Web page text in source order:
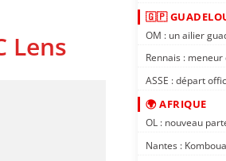
Lens
🇬🇵
OM : un ailier
Rennais :
ASSE : départ
🌍 AFRIQUE
OL : nouveau
Nantes :